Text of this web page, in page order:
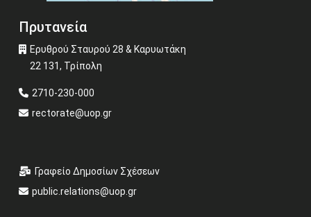
Πρυτανεία
Ερυθρού Σταυρού 28 & Καρυωτάκη
22 131, Τρίπολη
2710-230-000
rectorate@uop.gr
Γραφείο Δημοσίων Σχέσεων
public.relations@uop.gr